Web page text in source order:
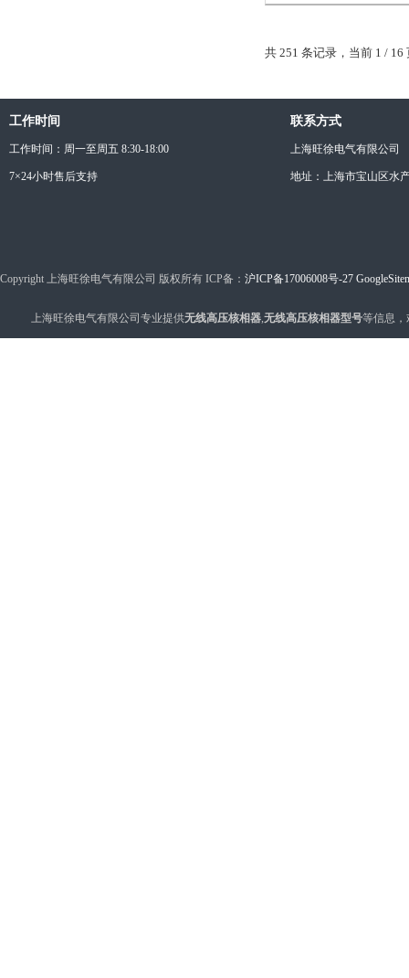
共 251 条记录，当前 1 /
工作时间
工作时间：周一至周五 8:30-18:00
7×24小时售后支持
联系方式
上海旺徐电气有限公司
地址：上海市宝山区水
Copyright 上海旺徐电气有限公司 版权所有 ICP备： 沪ICP备17006008号-27
上海旺徐电气有限公司专业提供无线高压核相器,无线高压核相器型号等信息，